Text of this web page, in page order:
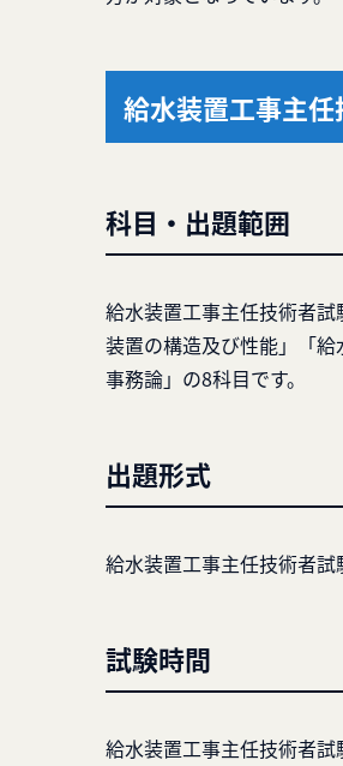
給水装置工事主
科目・出題範囲
給水装置工事主任技術者
装置の構造及び性能」「
事務論」の8科目です。
出題形式
給水装置工事主任技術者試
試験時間
給水装置工事主任技術者